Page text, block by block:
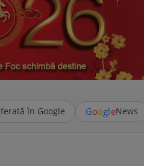
în Google GoogleNews